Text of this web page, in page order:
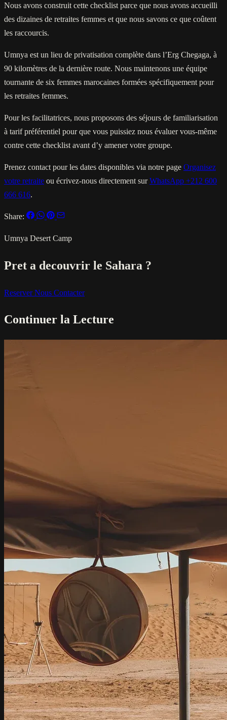
Nous avons construit cette checklist parce que nous avons accueilli
des dizaines de retraites femmes et que nous savons ce que coûtent
les raccourcis.
Umnya est un lieu de privatisation complète dans l’Erg Chegaga, à
90 kilomètres de la dernière route. Nous maintenons une équipe
tournante de six femmes marocaines formées spécifiquement pour
les retraites femmes.
Pour les facilitatrices, nous proposons des séjours de familiarisation
à tarif préférentiel pour que vous puissiez nous évaluer vous-même
contre cette checklist avant d’y amener votre groupe.
Prenez contact pour les dates disponibles via notre page Organisez
votre retraite ou écrivez-nous directement surWhatsApp +212 600
666 616.
Share:
Umnya Desert Camp
Pret a decouvrir le Sahara ?
ReserverNous Contacter
Continuer la Lecture